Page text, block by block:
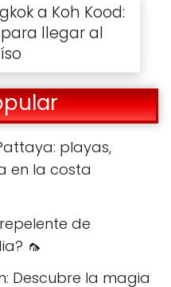
a Koh Kood:
llegar al
playas,
en la costa
de
🦟
Descubre la magia